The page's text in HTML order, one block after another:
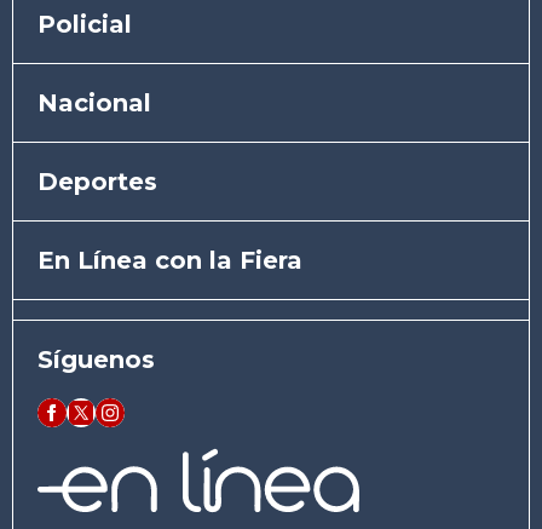
Policial
Nacional
Deportes
En Línea con la Fiera
Síguenos